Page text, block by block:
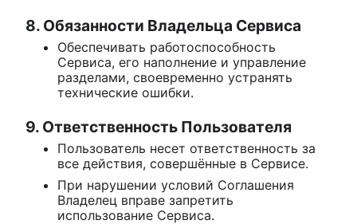
8. Обязанности Владельца Сервиса
Обеспечивать работоспособность
Сервиса, его наполнение и управление
разделами, своевременно устранять
технические ошибки.
9. Ответственность Пользователя
Пользователь несет ответственность за
все действия, совершённые в Сервисе.
При нарушении условий Соглашения
Владелец вправе запретить
использование Сервиса.